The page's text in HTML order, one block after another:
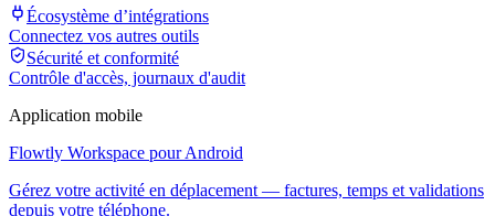
Écosystème d’intégrations
Connectez vos autres outils
Sécurité et conformité
Contrôle d'accès, journaux d'audit
Application mobile
Flowtly Workspace pour Android
Gérez votre activité en déplacement — factures, temps et validations
depuis votre téléphone.